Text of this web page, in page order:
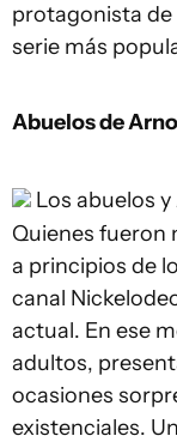
protagonista de
serie más
Abuelos de
Los abuelos
Quienes fueron
a principios de
canal
actual. En ese
adultos,
ocasiones
existenciales.